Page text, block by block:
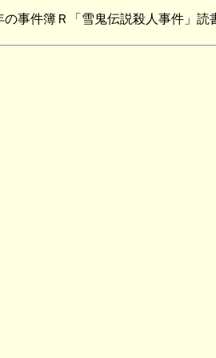
事件簿Ｒ「雪鬼伝説殺人事件」読